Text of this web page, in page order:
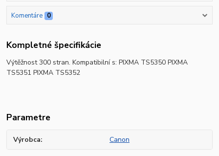
Komentáre 0
Kompletné špecifikácie
Výtěžnost 300 stran. Kompatibilní s: PIXMA TS5350 PIXMA
TS5351 PIXMA TS5352
Parametre
Výrobca Canon